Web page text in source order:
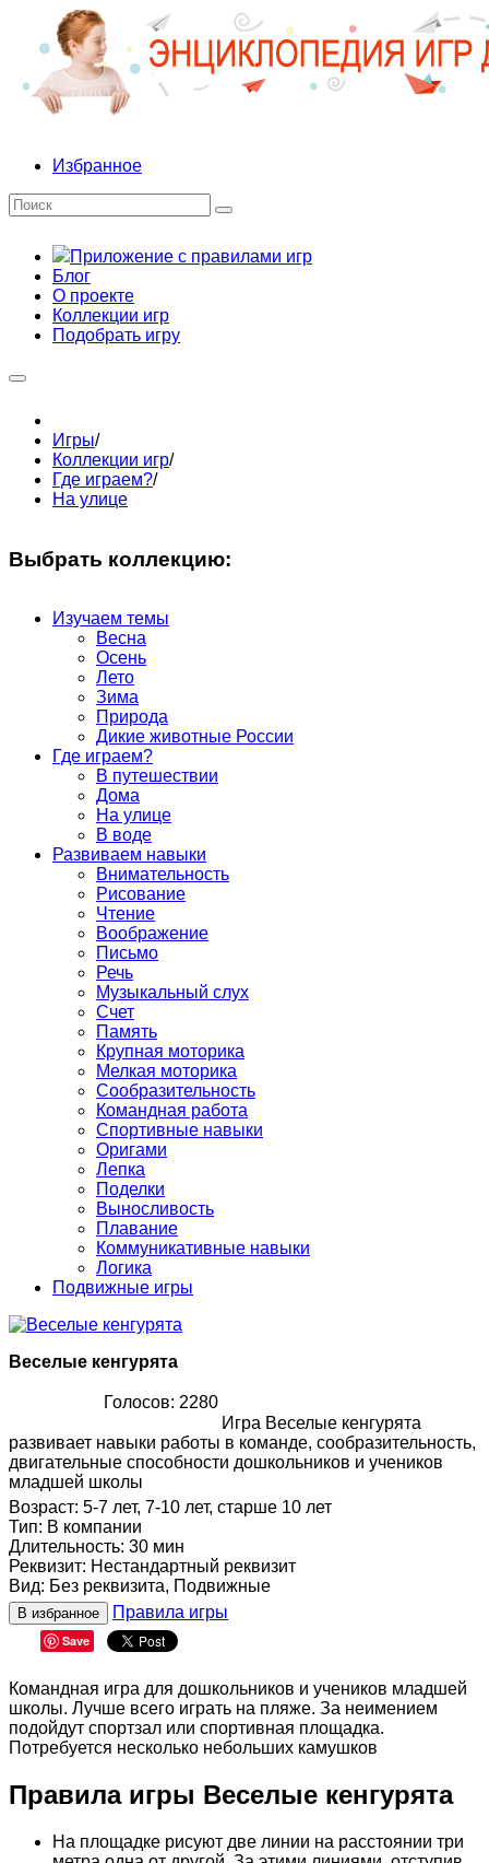
Избранное
Приложение с правилами игр
Блог
О проекте
Коллекции игр
Подобрать игру
Игры/
Коллекции игр/
Где играем?/
На улице
Выбрать коллекцию:
Изучаем темы
Весна
Осень
Лето
Зима
Природа
Дикие животные России
Где играем?
В путешествии
Дома
На улице
В воде
Развиваем навыки
Внимательность
Рисование
Чтение
Воображение
Письмо
Речь
Музыкальный слух
Счет
Память
Крупная моторика
Мелкая моторика
Сообразительность
Командная работа
Спортивные навыки
Оригами
Лепка
Поделки
Выносливость
Плавание
Коммуникативные навыки
Логика
Подвижные игры
Веселые кенгурята
Голосов: 2280
Игра Веселые кенгурята
развивает навыки работы в команде, сообразительность,
двигательные способности дошкольников и учеников
младшей школы
Возраст: 5-7 лет, 7-10 лет, старше 10 лет
Тип: В компании
Длительность: 30 мин
Реквизит: Нестандартный реквизит
Вид: Без реквизита, Подвижные
В избранное Правила игры
Save
Командная игра для дошкольников и учеников младшей
школы. Лучше всего играть на пляже. За неимением
подойдут спортзал или спортивная площадка.
Потребуется несколько небольших камушков
Правила игры Веселые кенгурята
На площадке рисуют две линии на расстоянии три